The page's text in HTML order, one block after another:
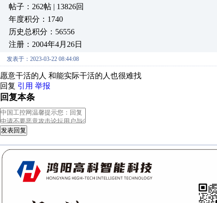
帖子：262帖 | 13826回
年度积分：1740
历史总积分：56556
注册：2004年4月26日
发表于：2023-03-22 08:44:08
愿意干活的人 和能实际干活的人也很难找
回复 引用 举报
回复本条
发表回复